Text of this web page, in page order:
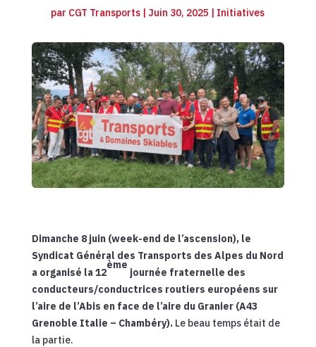
par CGT Transports |Juin 30, 2025 | Initiatives
Dimanche 8 juin (week-end de l’ascension), le
Syndicat Général des Transports des Alpes du Nord
a organisé la 12
ème
journée fraternelle des
conducteurs/conductrices routiers européens sur
l’aire de l’Abis en face de l’aire du Granier (A43
Grenoble Italie – Chambéry). Le beau temps était de
la partie.